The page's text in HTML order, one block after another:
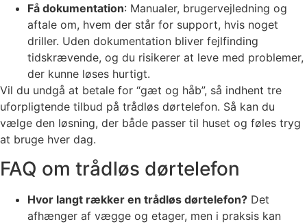
Få dokumentation: Manualer, brugervejledning og
aftale om, hvem der står for support, hvis noget
driller. Uden dokumentation bliver fejlfinding
tidskrævende, og du risikerer at leve med problemer,
der kunne løses hurtigt.
Vil du undgå at betale for “gæt og håb”, så indhent tre
uforpligtende tilbud på trådløs dørtelefon. Så kan du
vælge den løsning, der både passer til huset og føles tryg
at bruge hver dag.
FAQ om trådløs dørtelefon
Hvor langt rækker en trådløs dørtelefon? Det
afhænger af vægge og etager, men i praksis kan